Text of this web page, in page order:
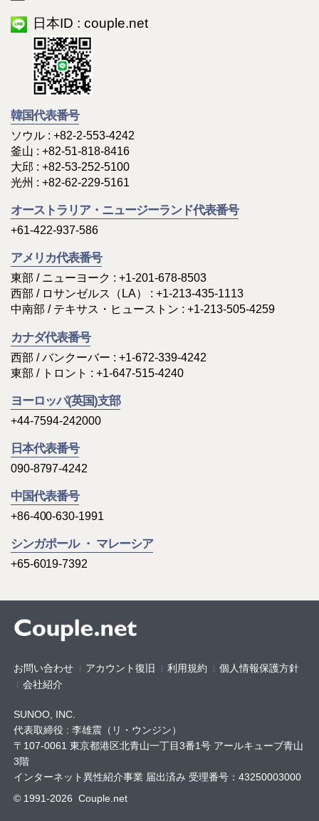
日本ID : couple.net
韓国代表番号
ソウル : +82-2-553-4242
釜山 : +82-51-818-8416
大邱 : +82-53-252-5100
光州 : +82-62-229-5161
オーストラリア・ニュージーランド代表番号
+61-422-937-586
アメリカ代表番号
東部 / ニューヨーク : +1-201-678-8503
西部 / ロサンゼルス（LA） : +1-213-435-1113
中南部 / テキサス・ヒューストン : +1-213-505-4259
カナダ代表番号
西部 / バンクーバー : +1-672-339-4242
東部 / トロント : +1-647-515-4240
ヨーロッパ(英国)支部
+44-7594-242000
日本代表番号
090-8797-4242
中国代表番号
+86-400-630-1991
シンガポール ・ マレーシア
+65-6019-7392
お問い合わせ アカウント復旧 利用規約
個人情報保護方針
会社紹介
SUNOO, INC.
代表取締役 : 李雄震（リ・ウンジン）
〒107-0061 東京都港区北青山一丁目3番1号 アールキューブ青山
3階
インターネット異性紹介事業 届出済み 受理番号：43250003000
© 1991-2026 Couple.net